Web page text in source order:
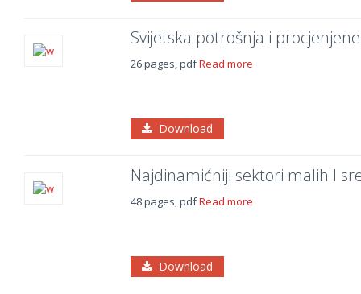
Svijetska potrošnja i
26 pages, pdfRead more
Download
Najdinamićniji sektori malih I
48 pages, pdfRead more
Download